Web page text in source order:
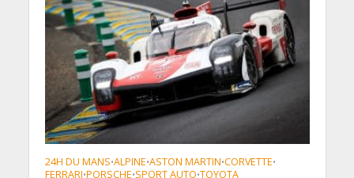
24H DU MANS•ALPINE•ASTON MARTIN•CORVETTE•
FERRARI•PORSCHE•SPORT AUTO•TOYOTA